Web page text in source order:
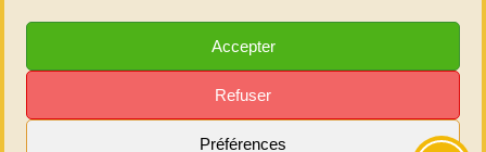
Accepter
Refuser
Préférences
Mentions légales
Politique des cookies